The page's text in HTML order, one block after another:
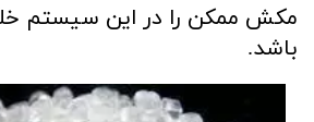
مکش ممکن را در این سیستم
باشد.